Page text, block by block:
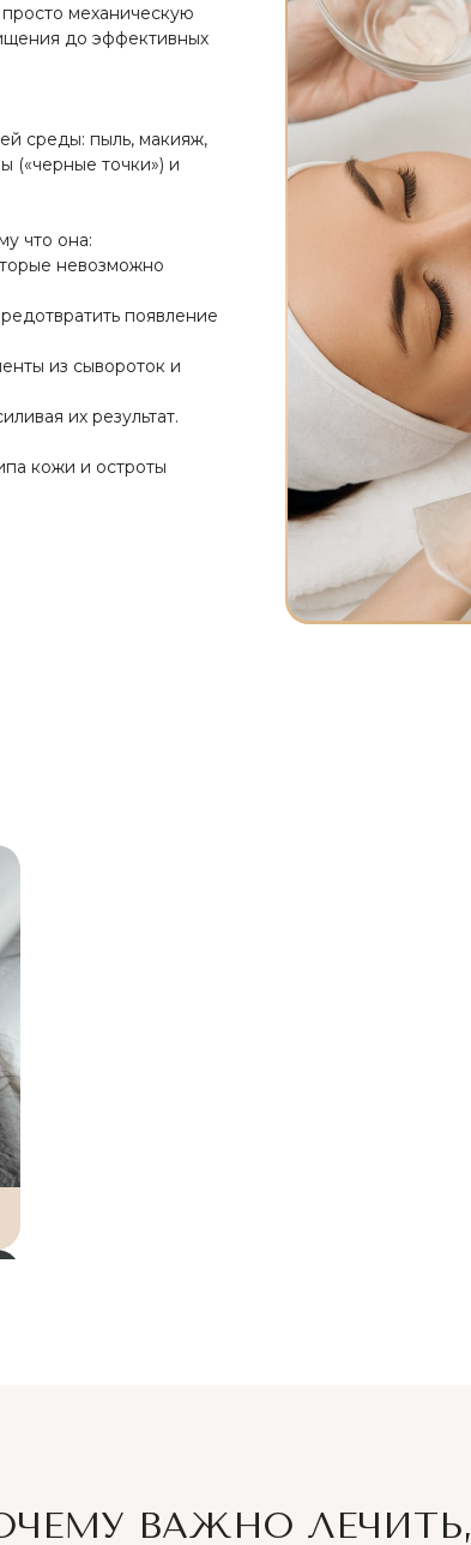
механическую
до эффективных
среды: пыль, макияж,
(«черные точки») и
что она:
невозможно
появление
из сывороток и
их результат.
кожи и остроты
ВАЖНО ЛЕЧИТЬ,